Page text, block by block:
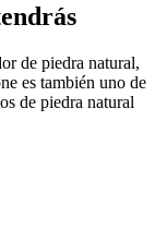
de piedra natural,
es también uno de
de piedra natural